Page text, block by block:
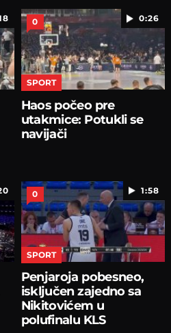
0:26
0
SPORT
Haos počeo pre
utakmice: Potukli se
navijači
1:58
0
SPORT
Penjaroja pobesneo,
isključen zajedno sa
Nikitovićem u
polufinalu KLS